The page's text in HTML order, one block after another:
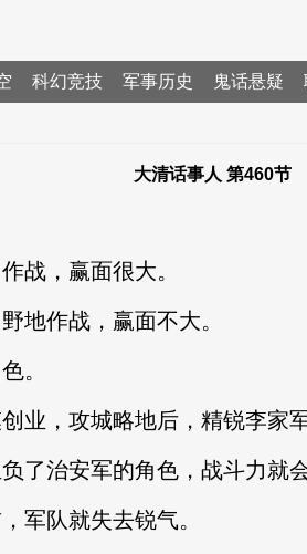
科幻竞技 军事历史 鬼话悬疑
大清话事人 第460节
，赢面很大。
作战，赢面不大。
。
，攻城略地后，精锐李家
治安军的角色，战斗力就会
队就失去锐气。